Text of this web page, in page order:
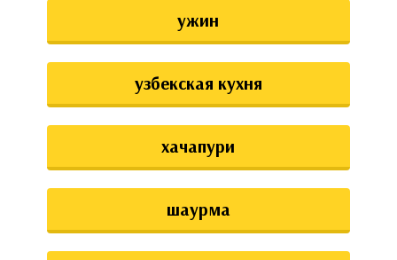
ужин
узбекская кухня
хачапури
шаурма